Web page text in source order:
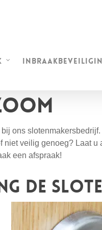
ons
veilig genoeg? Laat u
een afspraak!
de